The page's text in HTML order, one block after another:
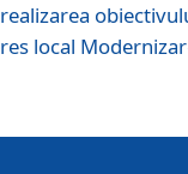
local